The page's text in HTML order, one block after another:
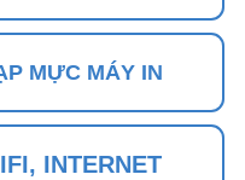
MỰC MÁY IN
INTERNET